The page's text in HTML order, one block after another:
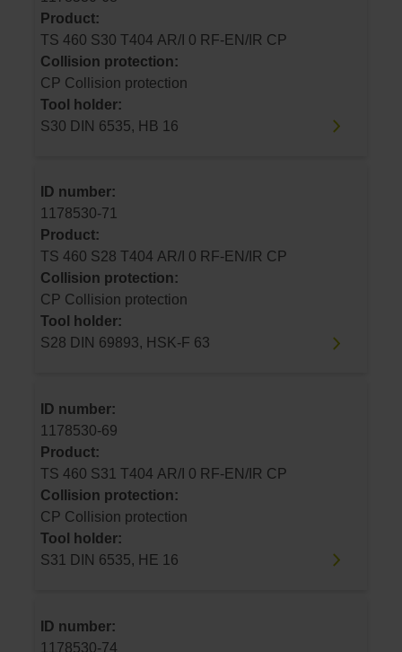
Product:
TS 460 S30 T404 AR/I 0 RF-EN/IR CP
Collision protection:
CP Collision protection
Tool holder:
S30 DIN 6535, HB 16
ID number:
1178530-71
Product:
TS 460 S28 T404 AR/I 0 RF-EN/IR CP
Collision protection:
CP Collision protection
Tool holder:
S28 DIN 69893, HSK-F 63
ID number:
1178530-69
Product:
TS 460 S31 T404 AR/I 0 RF-EN/IR CP
Collision protection:
CP Collision protection
Tool holder:
S31 DIN 6535, HE 16
ID number:
1178530-74